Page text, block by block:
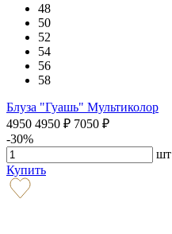
48
50
52
54
56
58
Блуза "Гуашь" Мультиколор
4950 4950 ₽ 7050 ₽
-30%
шт
Купить